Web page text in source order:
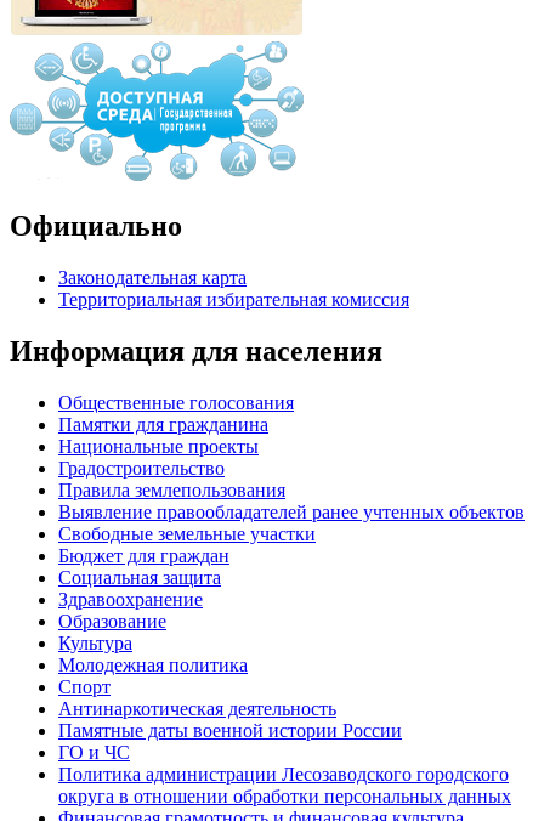
Официально
Законодательная карта
Территориальная избирательная комиссия
Информация для населения
Общественные голосования
Памятки для гражданина
Национальные проекты
Градостроительство
Правила землепользования
Выявление правообладателей ранее учтенных объектов
Свободные земельные участки
Бюджет для граждан
Социальная защита
Здравоохранение
Образование
Культура
Молодежная политика
Спорт
Антинаркотическая деятельность
Памятные даты военной истории России
ГО и ЧС
Политика администрации Лесозаводского городского
округа в отношении обработки персональных данных